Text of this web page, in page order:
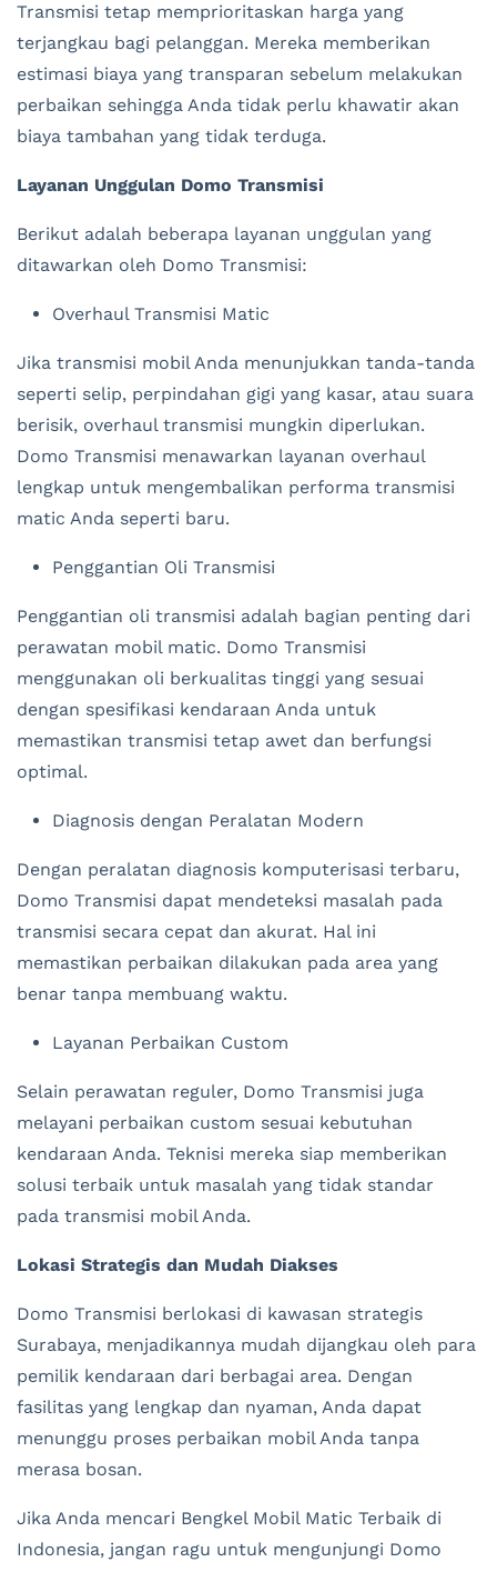
Transmisi tetap memprioritaskan harga yang
terjangkau bagi pelanggan. Mereka memberikan
estimasi biaya yang transparan sebelum melakukan
perbaikan sehingga Anda tidak perlu khawatir akan
biaya tambahan yang tidak terduga.
Layanan Unggulan Domo Transmisi
Berikut adalah beberapa layanan unggulan yang
ditawarkan oleh Domo Transmisi:
Overhaul Transmisi Matic
Jika transmisi mobil Anda menunjukkan tanda-tanda
seperti selip, perpindahan gigi yang kasar, atau suara
berisik, overhaul transmisi mungkin diperlukan.
Domo Transmisi menawarkan layanan overhaul
lengkap untuk mengembalikan performa transmisi
matic Anda seperti baru.
Penggantian Oli Transmisi
Penggantian oli transmisi adalah bagian penting dari
perawatan mobil matic. Domo Transmisi
menggunakan oli berkualitas tinggi yang sesuai
dengan spesifikasi kendaraan Anda untuk
memastikan transmisi tetap awet dan berfungsi
optimal.
Diagnosis dengan Peralatan Modern
Dengan peralatan diagnosis komputerisasi terbaru,
Domo Transmisi dapat mendeteksi masalah pada
transmisi secara cepat dan akurat. Hal ini
memastikan perbaikan dilakukan pada area yang
benar tanpa membuang waktu.
Layanan Perbaikan Custom
Selain perawatan reguler, Domo Transmisi juga
melayani perbaikan custom sesuai kebutuhan
kendaraan Anda. Teknisi mereka siap memberikan
solusi terbaik untuk masalah yang tidak standar
pada transmisi mobil Anda.
Lokasi Strategis dan Mudah Diakses
Domo Transmisi berlokasi di kawasan strategis
Surabaya, menjadikannya mudah dijangkau oleh para
pemilik kendaraan dari berbagai area. Dengan
fasilitas yang lengkap dan nyaman, Anda dapat
menunggu proses perbaikan mobil Anda tanpa
merasa bosan.
Jika Anda mencari Bengkel Mobil Matic Terbaik di
Indonesia, jangan ragu untuk mengunjungi Domo